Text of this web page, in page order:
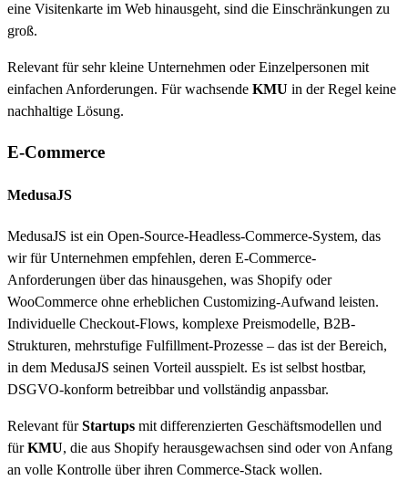
eine Visitenkarte im Web hinausgeht, sind die Einschränkungen zu
groß.
Relevant für sehr kleine Unternehmen oder Einzelpersonen mit
einfachen Anforderungen. Für wachsende KMU in der Regel keine
nachhaltige Lösung.
E-Commerce
MedusaJS
MedusaJS ist ein Open-Source-Headless-Commerce-System, das
wir für Unternehmen empfehlen, deren E-Commerce-
Anforderungen über das hinausgehen, was Shopify oder
WooCommerce ohne erheblichen Customizing-Aufwand leisten.
Individuelle Checkout-Flows, komplexe Preismodelle, B2B-
Strukturen, mehrstufige Fulfillment-Prozesse – das ist der Bereich,
in dem MedusaJS seinen Vorteil ausspielt. Es ist selbst hostbar,
DSGVO-konform betreibbar und vollständig anpassbar.
Relevant fürStartups mit differenzierten Geschäftsmodellen und
fürKMU, die aus Shopify herausgewachsen sind oder von Anfang
an volle Kontrolle über ihren Commerce-Stack wollen.